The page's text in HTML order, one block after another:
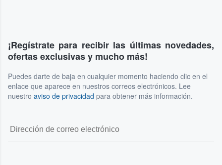
¡Regístrate para recibir las últimas novedades,
ofertas exclusivas y mucho más!
Puedes darte de baja en cualquier momento haciendo clic en el
enlace que aparece en nuestros correos electrónicos. Lee
nuestro aviso de privacidad para obtener más información.